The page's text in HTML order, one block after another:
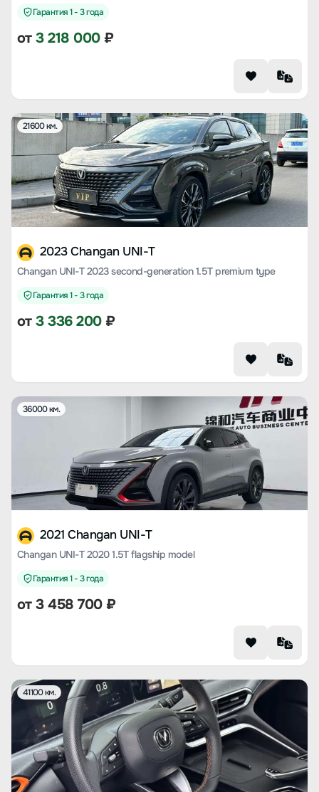
Гарантия 1 - 3 года
от3 218 000₽
21600 км.
2023 Changan UNI-T
Changan UNI-T 2023 second-generation 1.5T premium type
Гарантия 1 - 3 года
от3 336 200₽
36000 км.
2021 Changan UNI-T
Changan UNI-T 2020 1.5T flagship model
Гарантия 1 - 3 года
от3 458 700₽
41100 км.